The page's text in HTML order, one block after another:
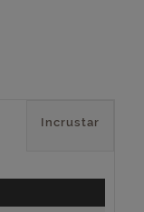
Incrustar